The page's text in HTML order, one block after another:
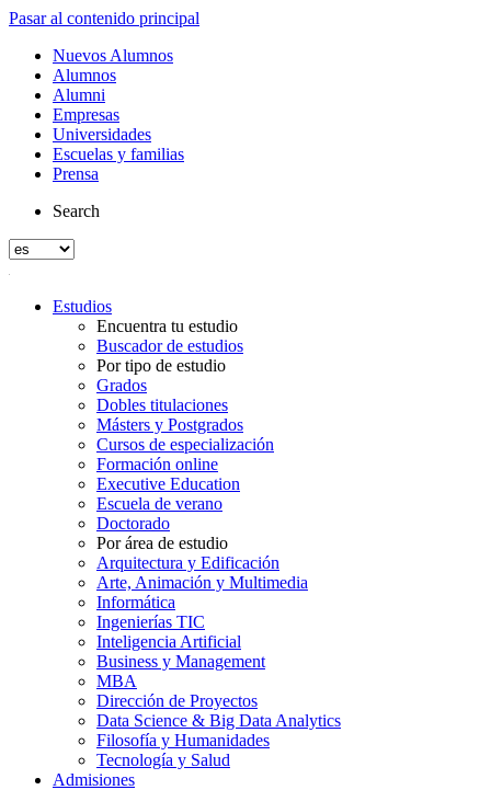
Pasar al contenido principal
Nuevos Alumnos
Alumnos
Alumni
Empresas
Universidades
Escuelas y familias
Prensa
Search
Estudios
Encuentra tu estudio
Buscador de estudios
Por tipo de estudio
Grados
Dobles titulaciones
Másters y Postgrados
Cursos de especialización
Formación online
Executive Education
Escuela de verano
Doctorado
Por área de estudio
Arquitectura y Edificación
Arte, Animación y Multimedia
Informática
Ingenierías TIC
Inteligencia Artificial
Business y Management
MBA
Dirección de Proyectos
Data Science & Big Data Analytics
Filosofía y Humanidades
Tecnología y Salud
Admisiones